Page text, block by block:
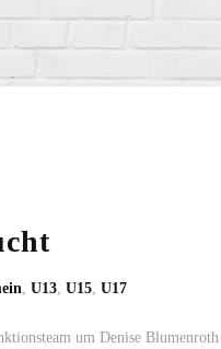
, U13, U15, U17
um Denise